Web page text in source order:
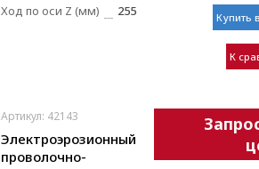
Ход по оси Z (мм) 255 Купить
К
Артикул: 42143
Электроэрозионный
проволочно-